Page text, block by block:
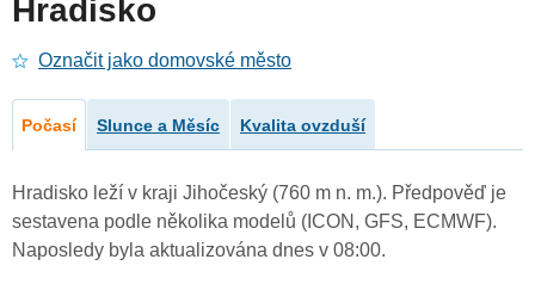
Hradisko
Označit jako domovské město
Počasí Slunce a Měsíc Kvalita ovzduší
Hradisko leží v kraji Jihočeský (760 m n. m.). Předpověď je
sestavena podle několika modelů (ICON, GFS, ECMWF).
Naposledy byla aktualizována dnes v 08:00.